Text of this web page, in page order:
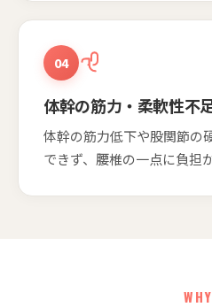
04
体幹の筋力・柔軟性不
体幹の筋力低下や股関節の
できず、腰椎の一点に負担
WHY